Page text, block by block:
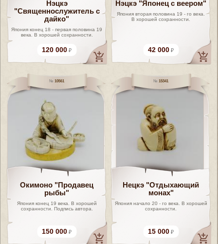
Нэцкэ
"Священнослужитель с
дайко"
Япония конец 18 - первая половина 19
века. В хорошей сохранности.
120 000
Нэцкэ "Японец с веером"
Япония вторая половина 19 - го века.
В хорошей сохранности.
42 000
10561
Окимоно "Продавец
рыбы"
Япония конец 19 века. В хорошей
сохранности. Подпись автора.
150 000
15341
Нецкэ "Отдыхающий
монах"
Япония начало 20 - го века. В хорошей
сохранности.
15 000